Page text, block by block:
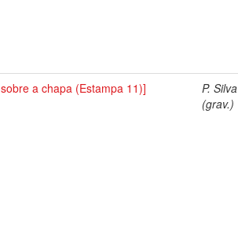
a chapa (Estampa 11)]
P. Silva
(grav.)